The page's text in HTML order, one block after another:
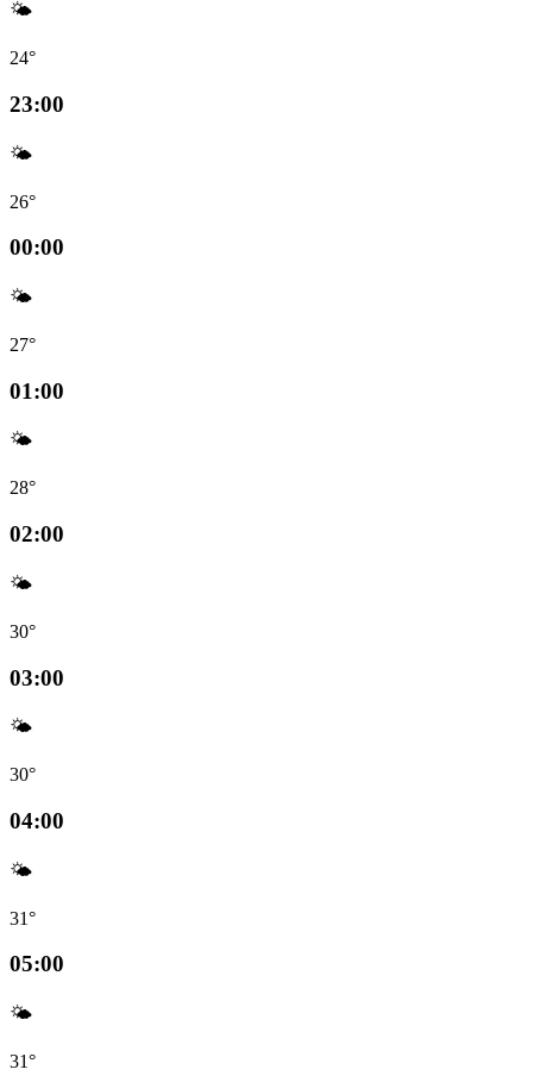
🌤️
24°
23:00
🌤️
26°
00:00
🌤️
27°
01:00
🌤️
28°
02:00
🌤️
30°
03:00
🌤️
30°
04:00
🌤️
31°
05:00
🌤️
31°